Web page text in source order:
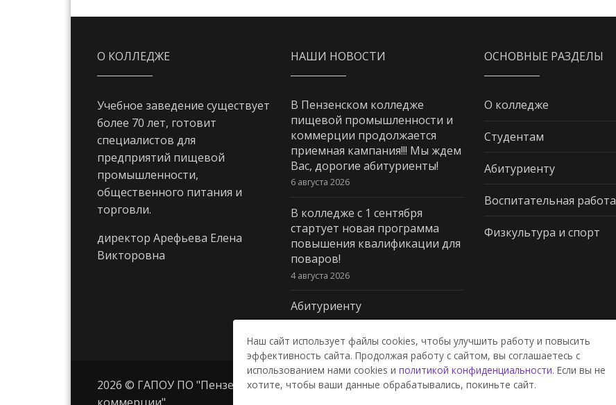
О КОЛЛЕДЖЕ
Учебное заведение существует
более 70 лет, готовит
специалистов для
предприятий пищевой
промышленности,
общественного питания и
торговли.
директор Арефьева Елена
Викторовна
НАШИ НОВОСТИ
В Пензенском колледже
пищевой промышленности и
коммерции продолжается
приемная кампания!!! Мы ждем
Вас, дорогие абитуриенты!
6 августа 2026
В колледже с 1 сентября
стартует новая программа
повышения квалификации для
поваров!
4 августа 2026
Абитуриенту
3 августа 2026
ОСНОВНЫЕ РАЗДЕЛЫ
О колледже
Студентам
Абитуриенту
Воспитательная работа
Физкультура и спорт
2026 © ГАПОУ ПО "Пензенский колледж пищевой промышленности и
Наш сайт использует файлы cookies, чтобы улучшить работу и повысить
эффективность сайта. Продолжая работу с сайтом, вы соглашаетесь с
использованием нами cookies и политикой конфиденциальности. Если вы не
хотите, чтобы ваши данные обрабатывались, покиньте сайт.